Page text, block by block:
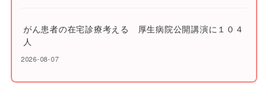
がん患者の在宅診療考える 厚生病院公開講演に１０４
人
2026-08-07